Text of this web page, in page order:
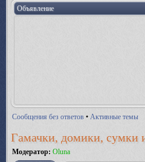
Объявление
Сообщения без ответов • Активные темы
Гамачки, домики, сумки
Модератор: Oluna